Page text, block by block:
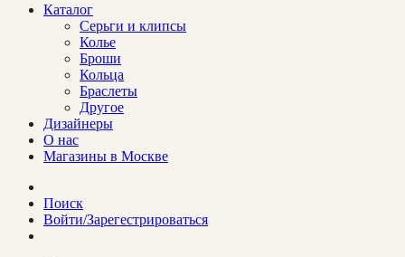
Каталог
Cерьги и клипсы
Колье
Броши
Кольца
Браслеты
Другое
Дизайнеры
О нас
Магазины в Москве
Поиск
Войти/Зарегестрироваться